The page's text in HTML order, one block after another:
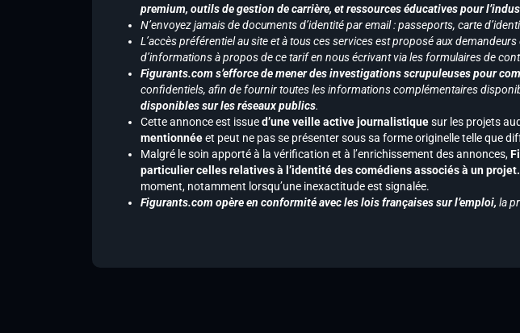
premium, outils de gestion de carrière, et ressources éducatives pour
N’envoyez jamais de documents d’identité par email : passeports, carte
L’accès préférentiel au site et à tous ces services est proposé aux
d’informations à propos de ce tarif en nous écrivant via les formulaires de
Figurants.com s’efforce de mener des investigations scrupuleuses pour
confidentiels, afin de fournir toutes les informations complémentaires
disponibles sur les réseaux publics.
Cette annonce est issued’une veille active journalistiquesur les projets
mentionnéeet peut ne pas se présenter sous sa forme originelle telle que
Malgré le soin apporté à la vérification et à l’enrichissement des annonces,
particulier celles relatives à l’identité des comédiens associés à un projet.
moment, notamment lorsqu’une inexactitude est signalée.
Figurants.com opère en conformité avec les lois françaises sur l’emploi, la